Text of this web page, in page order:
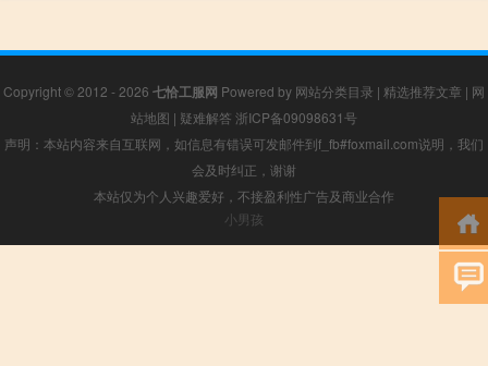
Copyright © 2012 - 2026 七恰工服网 Powered by 网站分类目录 | 精选推荐文章 | 网
站地图 | 疑难解答 浙ICP备09098631号
声明：本站内容来自互联网，如信息有错误可发邮件到f_fb#foxmail.com说明，我们
会及时纠正，谢谢
本站仅为个人兴趣爱好，不接盈利性广告及商业合作
小男孩